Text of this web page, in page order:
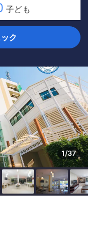
子ども
ク
1/37